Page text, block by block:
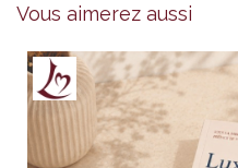
Vous aimerez aussi